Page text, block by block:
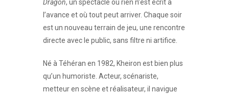
Dragon, un spectacle où rien n’est écrit à
l’avance et où tout peut arriver. Chaque soir
est un nouveau terrain de jeu, une rencontre
directe avec le public, sans filtre ni artifice.
Né à Téhéran en 1982, Kheiron est bien plus
qu’un humoriste. Acteur, scénariste,
metteur en scène et réalisateur, il navigue